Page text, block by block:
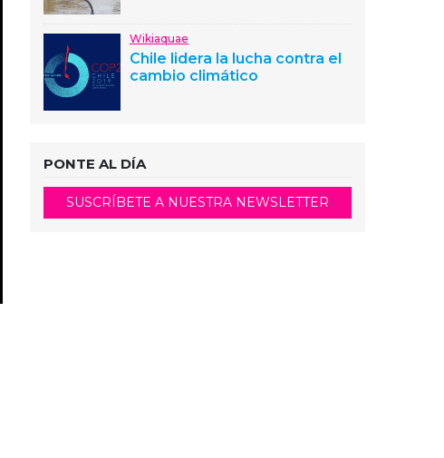
Wikiaquae
Chile lidera la lucha contra el
cambio climático
PONTE AL DÍA
SUSCRÍBETE A NUESTRA NEWSLETTER